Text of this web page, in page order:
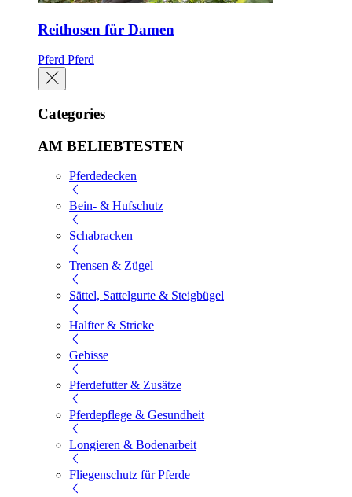
Reithosen für Damen
Pferd Pferd
Categories
AM BELIEBTESTEN
Pferdedecken
Bein- & Hufschutz
Schabracken
Trensen & Zügel
Sättel, Sattelgurte & Steigbügel
Halfter & Stricke
Gebisse
Pferdefutter & Zusätze
Pferdepflege & Gesundheit
Longieren & Bodenarbeit
Fliegenschutz für Pferde